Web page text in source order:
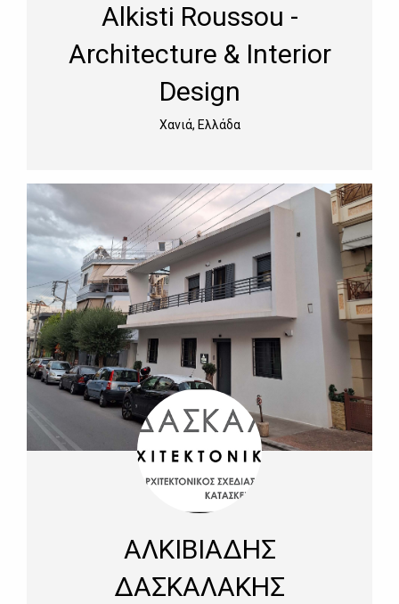
Αlkisti Roussou -
Architecture & Interior
Design
Χανιά, Ελλάδα
ΑΛΚΙΒΙΑΔΗΣ
ΔΑΣΚΑΛΑΚΗΣ